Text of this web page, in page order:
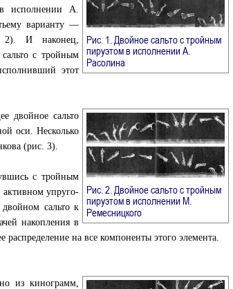
Рис. 1. Двойное сальто с тройным
пируэтом в исполнении А.
Расолина
исполнении А.
варианту —
2). И наконец,
с тройным
этот
Рис. 2. Двойное сальто с тройным
пируэтом в исполнении М.
Ремесницкого
двойное сальто
оси. Несколько
(рис. 3).
с тройным
активном упруго-
сальто к
накопления в
на все компоненты этого элемента.
из кинограмм,